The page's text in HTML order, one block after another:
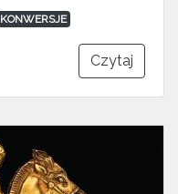
KONWERSJE
Czytaj